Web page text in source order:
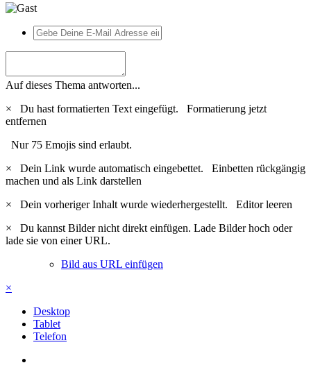
Auf dieses Thema antworten...
×
Du hast formatierten Text eingefügt. Formatierung jetzt
entfernen
Nur 75 Emojis sind erlaubt.
×
Dein Link wurde automatisch eingebettet. Einbetten rückgängig
machen und als Link darstellen
×
Dein vorheriger Inhalt wurde wiederhergestellt. Editor leeren
×
Du kannst Bilder nicht direkt einfügen. Lade Bilder hoch oder
lade sie von einer URL.
Bild aus URL einfügen
×
Desktop
Tablet
Telefon